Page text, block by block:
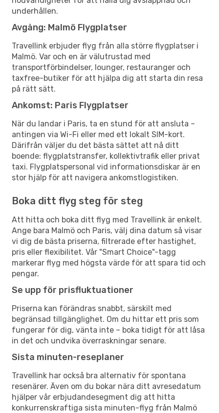
underhållen.
Avgång: Malmö Flygplatser
Travellink erbjuder flyg från alla större flygplatser i
Malmö. Var och en är välutrustad med
transportförbindelser, lounger, restauranger och
taxfree-butiker för att hjälpa dig att starta din resa
på rätt sätt.
Ankomst: Paris Flygplatser
När du landar i Paris, ta en stund för att ansluta –
antingen via Wi-Fi eller med ett lokalt SIM-kort.
Därifrån väljer du det bästa sättet att nå ditt
boende: flygplatstransfer, kollektivtrafik eller privat
taxi. Flygplatspersonal vid informationsdiskar är en
stor hjälp för att navigera ankomstlogistiken.
Boka ditt flyg steg för steg
Att hitta och boka ditt flyg med Travellink är enkelt.
Ange bara Malmö och Paris, välj dina datum så visar
vi dig de bästa priserna, filtrerade efter hastighet,
pris eller flexibilitet. Vår "Smart Choice"-tagg
markerar flyg med högsta värde för att spara tid och
pengar.
Se upp för prisfluktuationer
Priserna kan förändras snabbt, särskilt med
begränsad tillgänglighet. Om du hittar ett pris som
fungerar för dig, vänta inte – boka tidigt för att låsa
in det och undvika överraskningar senare.
Sista minuten-reseplaner
Travellink har också bra alternativ för spontana
resenärer. Även om du bokar nära ditt avresedatum
hjälper vår erbjudandesegment dig att hitta
konkurrenskraftiga sista minuten-flyg från Malmö